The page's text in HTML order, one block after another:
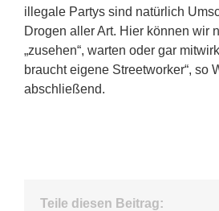
illegale Partys sind natürlich
Drogen aller Art. Hier können wir
„zusehen“, warten oder gar
braucht eigene Streetworker“, so
abschließend.
Teile diesen Beitrag: